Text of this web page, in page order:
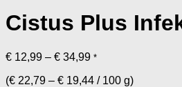
Cistus Plus
€ 12,99 – € 34,99 *
(€ 22,79 – € 19,44 / 100 g)